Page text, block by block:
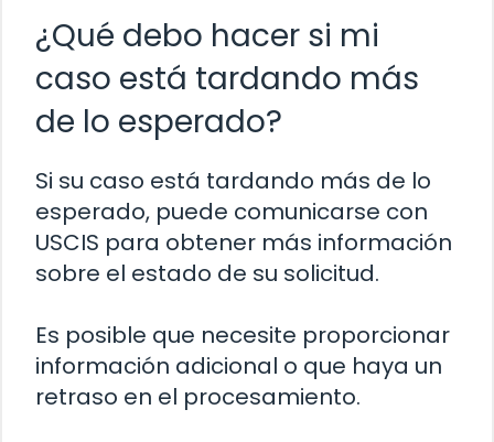
¿Qué debo hacer si mi
caso está tardando más
de lo esperado?
Si su caso está tardando más de lo
esperado, puede comunicarse con
USCIS para obtener más información
sobre el estado de su solicitud.
Es posible que necesite proporcionar
información adicional o que haya un
retraso en el procesamiento.